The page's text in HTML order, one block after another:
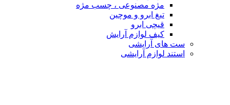
مژه مصنوعی ، چسب مژه
تیغ ابرو و موچین
قیچی ابرو
کیف لوازم آرایش
ست های آرایشی
استند لوازم آرایشی